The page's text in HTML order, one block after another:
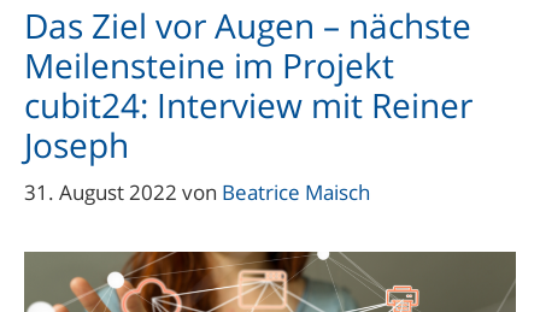
Das Ziel vor Augen – nächste
Meilensteine im Projekt
cubit24: Interview mit Reiner
Joseph
31. August 2022 von Beatrice Maisch